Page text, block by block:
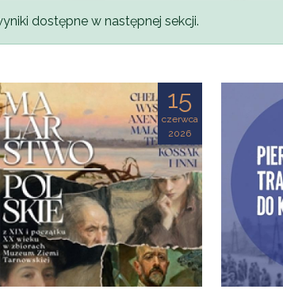
dostępne w następnej sekcji.
15
czerwca
2026